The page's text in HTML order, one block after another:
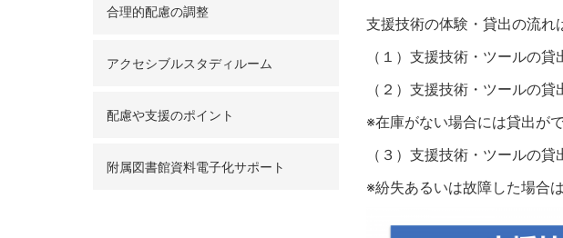
支援技術の体験・貸出の流れ
（１）支援技術・ツールの貸
（２）支援技術・ツールの貸
※在庫がない場合には貸出が
（３）支援技術・ツールの
※紛失あるいは故障した場合
合理的配慮の調整
アクセシブルスタディルーム
配慮や支援のポイント
附属図書館資料電子化サポート